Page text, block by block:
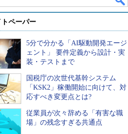
ペーパー
5分で分かる「AI駆動開発エージ
ェント」 要件定義から設計・実
装・テストまで
国税庁の次世代基幹システム
「KSK2」稼働開始に向けて、対
応すべき変更点とは?
従業員が次々辞める「有害な職
場」の残念すぎる共通点